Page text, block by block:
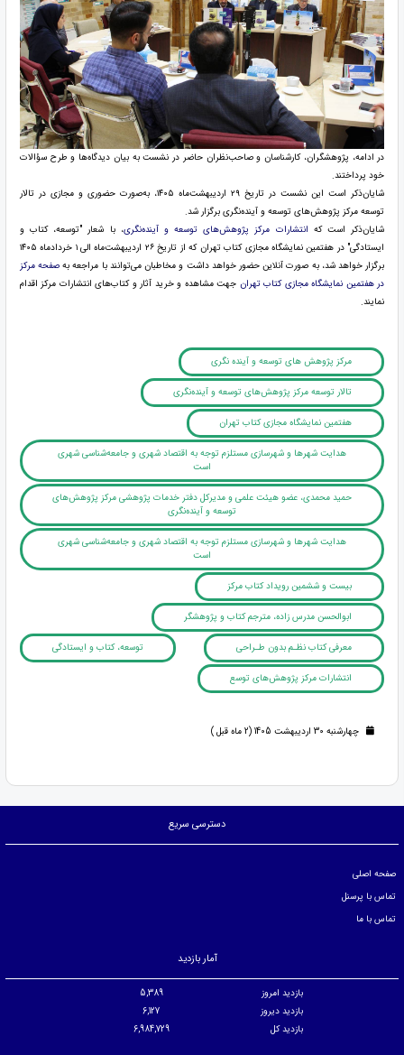
در ادامه، پژوهشگران، کارشناسان و صاحب‌نظران حاضر در نشست به بیان دیدگاه‌ها و طرح سؤالات
خود پرداختند.
شایان‌ذکر است این نشست در تاریخ ۲۹ اردیبهشت‌ماه ۱۴۰۵، به‌صورت حضوری و مجازی در تالار
توسعه مرکز پژوهش‌های توسعه و آینده‌نگری برگزار شد.
شایان‌ذکر است که انتشارات مرکز پژوهش‌های توسعه و آینده‌نگری، با شعار "توسعه، کتاب و
ایستادگی" در هفتمین نمایشگاه مجازی کتاب تهران که از تاریخ ۲۶ اردیبهشت‌ماه الی ۱ خردادماه ۱۴۰۵
برگزار خواهد شد، به صورت آنلاین حضور خواهد داشت و مخاطبان می‌توانند با مراجعه بهصفحه مرکز
در هفتمین نمایشگاه مجازی کتاب تهران جهت مشاهده و خرید آثار و کتاب‌های انتشارات مرکز اقدام
نمایند.
مرکز پژوهش های توسعه و آینده نگری
تالار توسعه مرکز پژوهش‌های توسعه و آینده‌نگری
هفتمین نمایشگاه مجازی کتاب تهران
هدایت شهرها و شهرسازی مستلزم توجه به اقتصاد شهری و جامعه‌شناسی شهری
است
حمید محمدی، عضو هیئت علمی و مدیرکل دفتر خدمات پژوهشی مرکز پژوهش‌های
توسعه و آینده‌نگری
هدایت شهرها و شهرسازی مستلزم توجه به اقتصاد شهری و جامعه‌شناسی شهری
است
بیست و ششمین رویداد کتاب مرکز
ابوالحسن مدرس زاده، مترجم کتاب و پژوهشگر
معرفی کتاب نظـم بدون طـراحی توسعه، کتاب و ایستادگی
انتشارات مرکز پژوهش‌های توسع
چهارشنبه 30 اردیبهشت 1405 (2 ماه قبل )
دسترسی سریع
صفحه اصلی
تماس با پرسنل
تماس با ما
آمار بازدید
بازدید امروز
5,389
بازدید دیروز
6,127
بازدید کل
6,984,729